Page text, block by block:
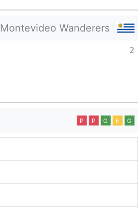
Montevideo Wanderers
2
P P G E G